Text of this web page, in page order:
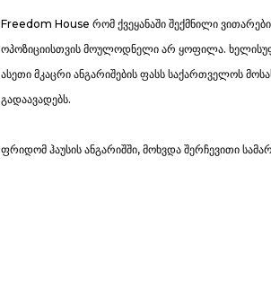
Freedom House რომ ქვეყანაში შექმნილი
ოპოზიციისთვის მოულოდნელი არ ყოფილა.
ასეთი მკაცრი ანგარიშების ფასს საქართველოს
გადაავადებს.
ფრიდომ ჰაუსის ანგარიშში, მოხვდა შერჩევითი